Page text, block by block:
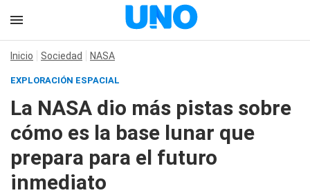
Inicio Sociedad NASA
EXPLORACIÓN ESPACIAL
La NASA dio más pistas sobre
cómo es la base lunar que
prepara para el futuro
inmediato